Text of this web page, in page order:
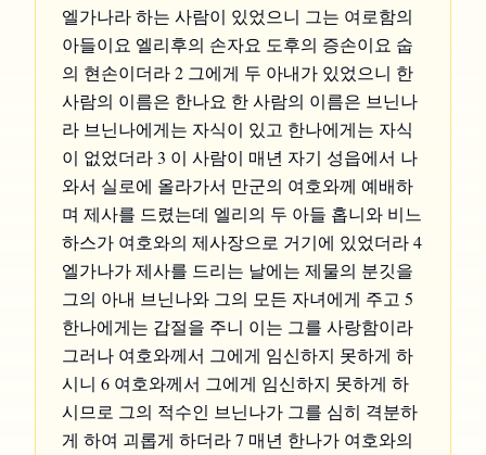
엘가나라 하는 사람이 있었으니 그는 여로함의
아들이요 엘리후의 손자요 도후의 증손이요 숩
의 현손이더라 2 그에게 두 아내가 있었으니 한
사람의 이름은 한나요 한 사람의 이름은 브닌나
라 브닌나에게는 자식이 있고 한나에게는 자식
이 없었더라 3 이 사람이 매년 자기 성읍에서 나
와서 실로에 올라가서 만군의 여호와께 예배하
며 제사를 드렸는데 엘리의 두 아들 홉니와 비느
하스가 여호와의 제사장으로 거기에 있었더라 4
엘가나가 제사를 드리는 날에는 제물의 분깃을
그의 아내 브닌나와 그의 모든 자녀에게 주고 5
한나에게는 갑절을 주니 이는 그를 사랑함이라
그러나 여호와께서 그에게 임신하지 못하게 하
시니 6 여호와께서 그에게 임신하지 못하게 하
시므로 그의 적수인 브닌나가 그를 심히 격분하
게 하여 괴롭게 하더라 7 매년 한나가 여호와의